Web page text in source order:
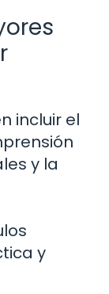
incluir el
y la
y